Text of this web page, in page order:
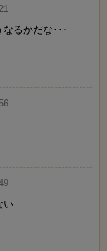
るかだな･･･
い